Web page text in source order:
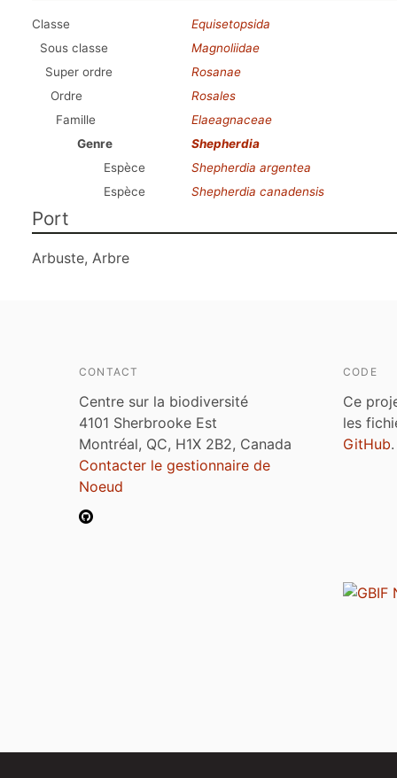
Classe
Equisetopsida
Sous classe
Magnoliidae
Super ordre
Rosanae
Ordre
Rosales
Famille
Elaeagnaceae
Genre
Shepherdia
Espèce
Shepherdia argentea
Espèce
Shepherdia canadensis
Port
Arbuste, Arbre
CONTACT
Centre sur la biodiversité
4101 Sherbrooke Est
Montréal, QC, H1X 2B2, Canada
Contacter le gestionnaire de
Noeud
CODE
Ce
les
GitHub.